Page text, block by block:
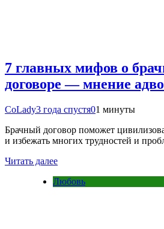
7 главных мифов о
договоре — мнение
CoLady3 года спустя01 минуты
Брачный договор поможет
и избежать многих трудностей и
Читать далее
Любовь